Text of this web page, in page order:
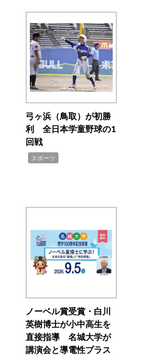
弓ヶ浜（鳥取）が初勝
利 全日本学童野球の1
回戦
スポーツ
ノーベル賞受賞・白川
英樹博士が小中高生を
直接指導 名城大学が
講演会と導電性プラス